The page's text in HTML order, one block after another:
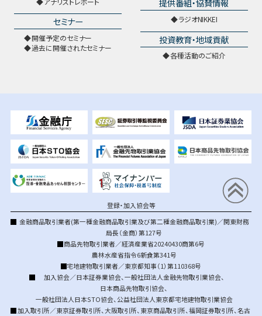
セミナー
開催予定のセミナー
過去に開催されたセミナー
提供番組・協賛情報
ラジオNIKKEI
投資教育・地域貢献
各種活動のご紹介
登録・加入協会等
金融商品取引業者(第一種金融商品取引業及び第二種金融商品取引業)／関東財務
局長（金商）第127号
商品先物取引業者／経済産業省20240430商第6号
農林水産省指令6新食第341号
宅地建物取引業者／東京都知事（1）第110368号
加入協会／日本証券業協会、 一般社団法人金融先物取引業協会、
日本商品先物取引協会、
一般社団法人日本STO協会、 公益社団法人東京都宅地建物取引業協会
加入取引所／東京証券取引所、大阪取引所、 東京商品取引所、福岡証券取引所、名古